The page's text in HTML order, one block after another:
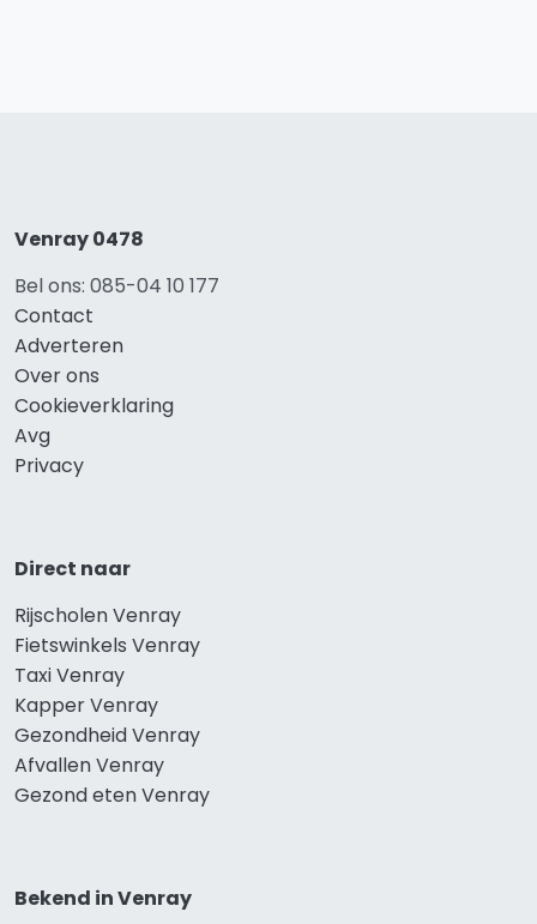
Venray 0478
Bel ons: 085-04 10 177
Contact
Adverteren
Over ons
Cookieverklaring
Avg
Privacy
Direct naar
Rijscholen Venray
Fietswinkels Venray
Taxi Venray
Kapper Venray
Gezondheid Venray
Afvallen Venray
Gezond eten Venray
Bekend in Venray